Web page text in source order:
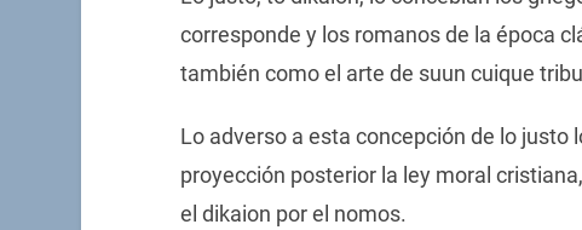
corresponde y los romanos de la época
también como el arte de suun cuique
Lo adverso a esta concepción de lo justo
proyección posterior la ley moral
el dikaion por el nomos.